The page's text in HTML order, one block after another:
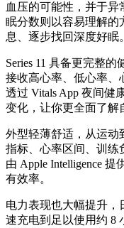
血压的可能性，并于
眠分数则以容易理解
息、逐步找回深度好眠。
Series 11 具备更完整
接收高心率、低心率、
透过 Vitals App 夜间健
变化，让你更全面了解
外型轻薄舒适，从运动
指标、心率区间、训练
由 Apple Intelligence
有效率。
电力表现也大幅提升，
速充电到足以使用约 8